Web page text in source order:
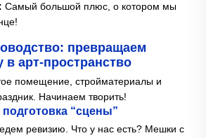
Самый большой плюс, о котором мы
превращаем
в арт-пространство
помещение, стройматериалы и
Начинаем творить!
“сцены”
ревизию. Что у нас есть? Мешки с